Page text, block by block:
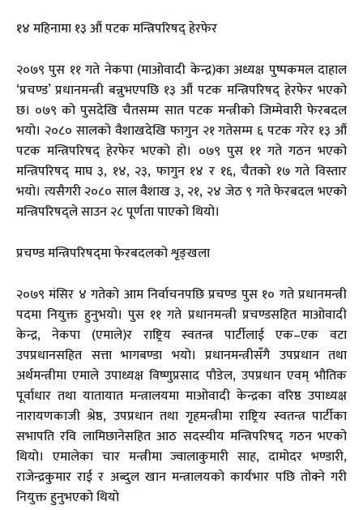
१४ महिनामा १३ औं पटक मन्त्रिपरिषद् हेरफेर
२०७९ पुस ११ गते नेकपा (माओवादी केन्द्र)का अध्यक्ष पुष्पकमल दाहाल
‘प्रचण्ड’ प्रधानमन्त्री बन्नुभएपछि १३ औं पटक मन्त्रिपरिषद् हेरफेर भएको
छ। ०७९ को पुसदेखि चैतसम्म सात पटक मन्त्रीको जिम्मेवारी फेरबदल
भयो। २०८० सालको वैशाखदेखि फागुन २१ गतेसम्म ६ पटक गरेर १३ औं
पटक मन्त्रिपरिषद् हेरफेर भएको हो। ०७९ पुस ११ गते गठन भएको
मन्त्रिपरिषद् माघ ३, १४, २३, फागुन १४ र १६, चैतको १७ गते विस्तार
भयो। त्यसैगरी २०८० साल वैशाख ३, २१, २४ जेठ ९ गते फेरबदल भएको
मन्त्रिपरिषद्ले साउन २८ पूर्णता पाएको थियो।
प्रचण्ड मन्त्रिपरिषद्‍मा फेरबदलको शृङ्खला
२०७९ मंसिर ४ गतेको आम निर्वाचनपछि प्रचण्ड पुस १० गते प्रधानमन्त्री
पदमा नियुक्त हुनुभयो। पुस ११ गते प्रधानमन्त्री प्रचण्डसहित माओवादी
केन्द्र, नेकपा (एमाले)र राष्ट्रिय स्वतन्त्र पार्टीलाई एक–एक वटा
उपप्रधानसहित सत्ता भागबण्डा भयो। प्रधानमन्त्रीसँगै उपप्रधान तथा
अर्थमन्त्रीमा एमाले उपाध्यक्ष विष्णुप्रसाद पौडेल, उपप्रधान एवम् भौतिक
पूर्वाधार तथा यातायात मन्त्रालयमा माओवादी केन्द्रका वरिष्ठ उपाध्यक्ष
नारायणकाजी श्रेष्ठ, उपप्रधान तथा गृहमन्त्रीमा राष्ट्रिय स्वतन्त्र पार्टीका
सभापति रवि लामिछानेसहित आठ सदस्यीय मन्त्रिपरिषद् गठन भएको
थियो। एमालेका चार मन्त्रीमा ज्वालाकुमारी साह, दामोदर भण्डारी,
राजेन्द्रकुमार राई र अब्दुल खान मन्त्रालयको कार्यभार पछि तोक्ने गरी
नियुक्त हुनुभएको थियो